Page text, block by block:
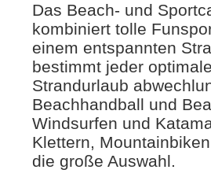
Das Beach- und
kombiniert tolle
einem entspannten
bestimmt jeder
Strandurlaub
Beachhandball und
Windsurfen und
Klettern,
die große Auswahl.